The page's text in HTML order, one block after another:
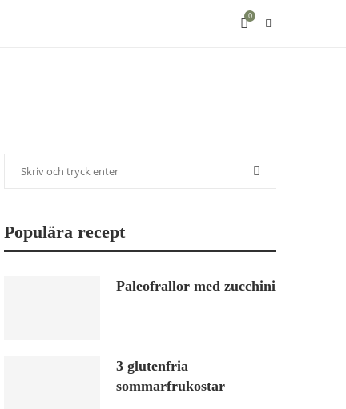
0
Populära recept
Paleofrallor med zucchini
3 glutenfria
sommarfrukostar